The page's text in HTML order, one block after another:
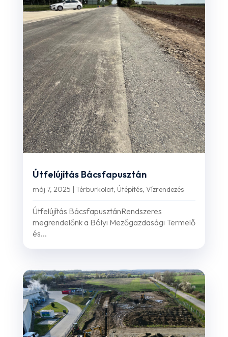
Útfelújítás Bácsfapusztán
máj 7, 2025 | Térburkolat, Útépítés, Vízrendezés
Útfelújítás BácsfapusztánRendszeres
megrendelőnk a Bólyi Mezőgazdasági Termelő
és...